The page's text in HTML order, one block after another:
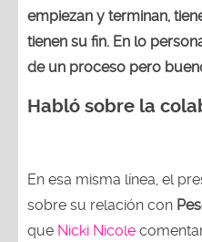
empiezan y terminan,
tienen su fin. En lo
de un proceso pero
Habló sobre la
En esa misma línea, el
sobre su relación con
que Nicki Nicole